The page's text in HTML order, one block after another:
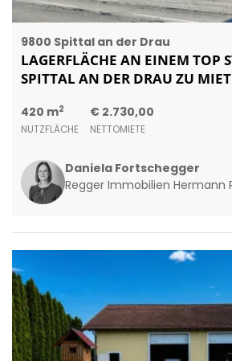
9800 Spittal an der Drau
LAGERFLÄCHE AN EINEM TOP
SPITTAL AN DER DRAU ZU
420 m2
NUTZFLÄCHE
€ 2.730,00
NETTOMIETE
Daniela Fortschegger
Regger Immobilien Hermann